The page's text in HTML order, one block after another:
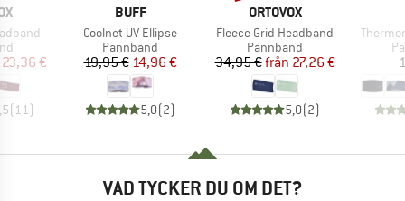
pris
23,36 €
(11)
VARUMÄRKE
BUFF
Produkter
Coolnet UV Ellipse
Produktgrupp
Pannband
Pris
19,95 €Reducerat pris
14,96 €
5,0(2)
VARUMÄRKE
ORTOVOX
Produkter
Fleece Grid Headband
Produktgrupp
Pannband
Pris
34,95 € Reducerat pris
från 27,26 €
5,0(2)
VAD TYCKER DU OM DET?